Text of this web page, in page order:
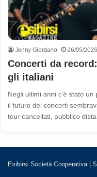
Jenny Giordano 26/05/2026
Concerti da
gli italiani
Negli ultimi anni c’è stato
il futuro dei concerti
tour cancellati, pubblico
Esibirsi Società Cooperativa |